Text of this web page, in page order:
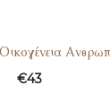
€43